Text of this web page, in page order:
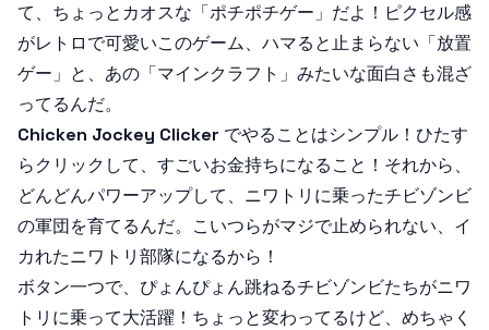
て、ちょっとカオスな「ポチポチゲー」だよ！ピクセル感
がレトロで可愛いこのゲーム、ハマると止まらない「放置
ゲー」と、あの「マインクラフト」みたいな面白さも混ざ
ってるんだ。
Chicken Jockey Clicker でやることはシンプル！ひたす
らクリックして、すごいお金持ちになること！それから、
どんどんパワーアップして、ニワトリに乗ったチビゾンビ
の軍団を育てるんだ。こいつらがマジで止められない、イ
カれたニワトリ部隊になるから！
ボタン一つで、ぴょんぴょん跳ねるチビゾンビたちがニワ
トリに乗って大活躍！ちょっと変わってるけど、めちゃく